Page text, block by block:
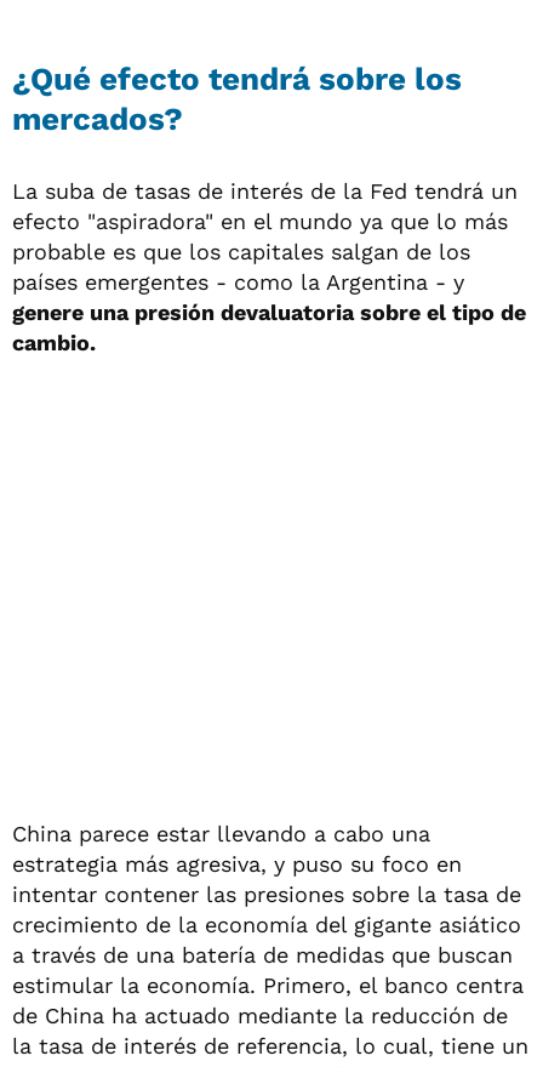
¿Qué efecto tendrá sobre los
mercados?
La suba de tasas de interés de la Fed tendrá un
efecto "aspiradora" en el mundo ya que lo más
probable es que los capitales salgan de los
países emergentes - como la Argentina - y
genere una presión devaluatoria sobre el tipo de
cambio.
China parece estar llevando a cabo una
estrategia más agresiva, y puso su foco en
intentar contener las presiones sobre la tasa de
crecimiento de la economía del gigante asiático
a través de una batería de medidas que buscan
estimular la economía. Primero, el banco centra
de China ha actuado mediante la reducción de
la tasa de interés de referencia, lo cual, tiene un